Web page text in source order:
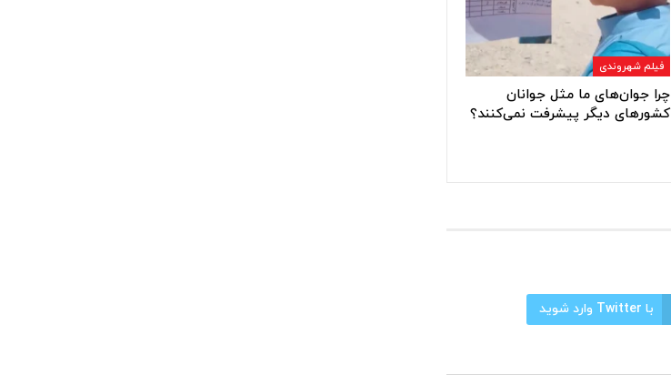
فیلم شهروندی
چرا جوان‌های ما مثل جوانان
کشورهای دیگر پیشرفت نمی‌کنند؟
با Twitter وارد شوید